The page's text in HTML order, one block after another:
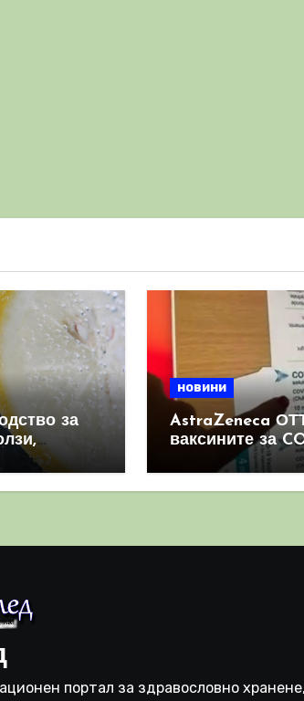
за
е
новини
AstraZeneca
ваксините за
световен
като призна, че
портал за здравословно хранене,